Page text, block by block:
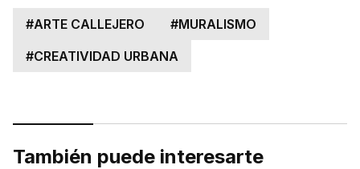
#ARTE CALLEJERO #MURALISMO
#CREATIVIDAD URBANA
También puede interesarte